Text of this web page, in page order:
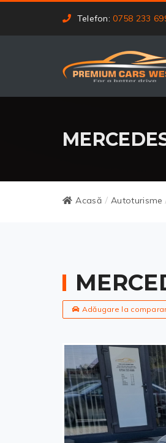
Telefon:0758 233
Acasă / Autoturisme
Adăugare la